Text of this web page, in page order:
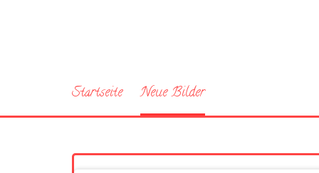
Startseite Neue Bilder